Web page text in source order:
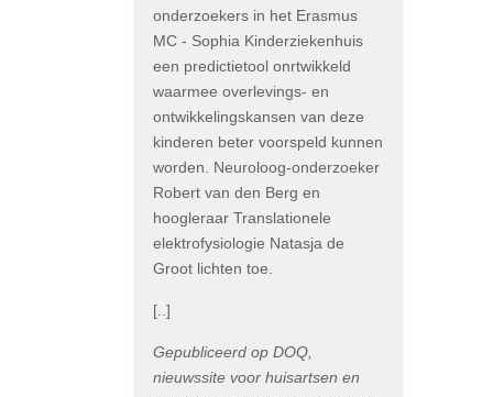
onderzoekers in het Erasmus
MC - Sophia Kinderziekenhuis
een predictietool onrtwikkeld
waarmee overlevings- en
ontwikkelingskansen van deze
kinderen beter voorspeld kunnen
worden. Neuroloog-onderzoeker
Robert van den Berg en
hoogleraar Translationele
elektrofysiologie Natasja de
Groot lichten toe.
[..]
Gepubliceerd op DOQ,
nieuwssite voor huisartsen en